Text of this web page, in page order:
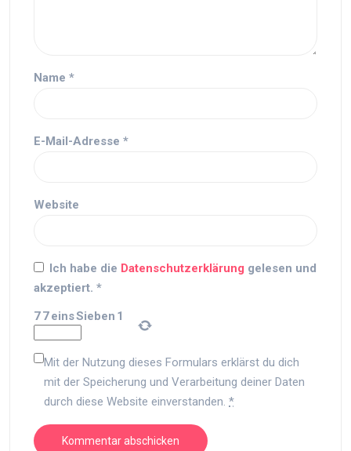
Name *
E-Mail-Adresse *
Website
Ich habe die Datenschutzerklärung gelesen und
akzeptiert. *
77einsSieben 1
Mit der Nutzung dieses Formulars erklärst du dich
mit der Speicherung und Verarbeitung deiner Daten
durch diese Website einverstanden. *